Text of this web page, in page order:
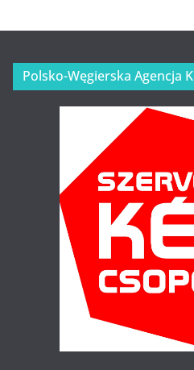
Polsko-Węgierska Agencja